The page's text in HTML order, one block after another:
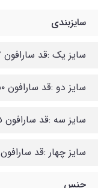
سایزبندی
سایز یک :قد سارافون ۴۷،پهنا ۲۸،قد کت ۲۲ قد آستین ۳۲
سایز دو :قد سارافون ۵۰،پهنا ۲۹،قد کت ۲۴قد آستین ۳۴
سایز سه :قد سارافون ۵۵پهنا ۳۰قد کت ۳۰قد آستین ۳۹
سایز چهار :قد سارافون ۵۹پهنا ۳۱,قد کت ۳۱قد آستین ۴۲
جنس